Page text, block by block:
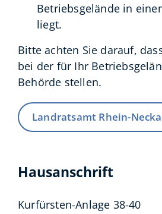
Betriebsgelände in
liegt.
Bitte achten Sie darauf,
bei der für Ihr
Behörde stellen.
Landratsamt Rhein-
Hausanschrift
Kurfürsten-Anlage 38-40